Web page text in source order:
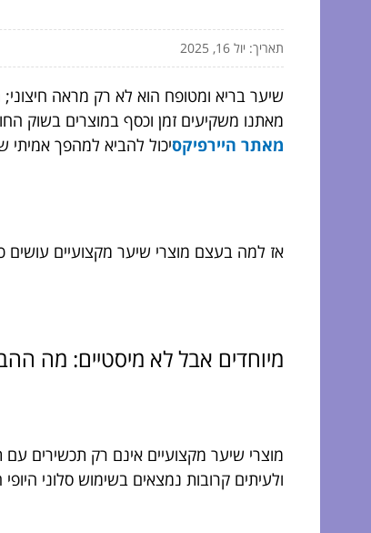
תאריך: יול 16, 2025
שיער בריא ומטופח הוא לא רק מראה
מאתנו משקיעים זמן וכסף במוצרים בשוק
מאתר היירפיקסיכול להביא למהפך
אז למה בעצם מוצרי שיער מקצועיים עושים
מיוחדים אבל לא מיסטיים: מה
מוצרי שיער מקצועיים אינם רק תכשירים
ולעיתים קרובות נמצאים בשימוש סלוני היופי